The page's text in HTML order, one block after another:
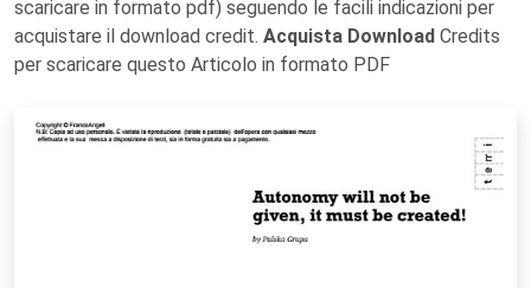
scaricare in formato pdf) seguendo le facili indicazioni per
acquistare il download credit. Acquista Download Credits
per scaricare questo Articolo in formato PDF